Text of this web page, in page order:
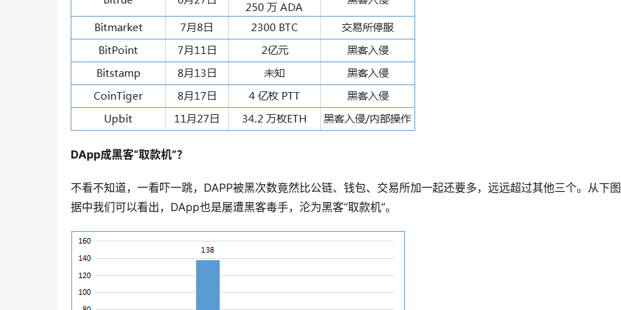
DApp成黑客“取款机”？
不看不知道，一看吓一跳，DAPP被黑次数竟然比公链、钱包、交易所加一起还要多，远远超过其他三个。从下
据中我们可以看出，DApp也是屡遭黑客毒手，沦为黑客“取款机”。